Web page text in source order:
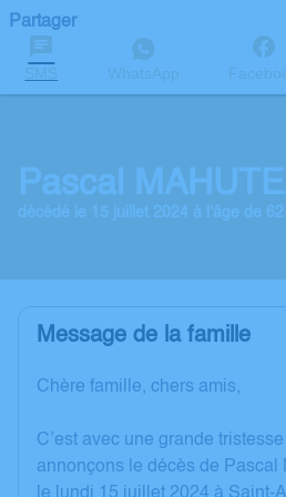
Partager
SMS WhatsApp
Pascal
décédé le 15 juillet 2024 à l'âge de
Message de la famille
Chère famille, chers amis,
C’est avec une grande
annonçons le décès de Pascal